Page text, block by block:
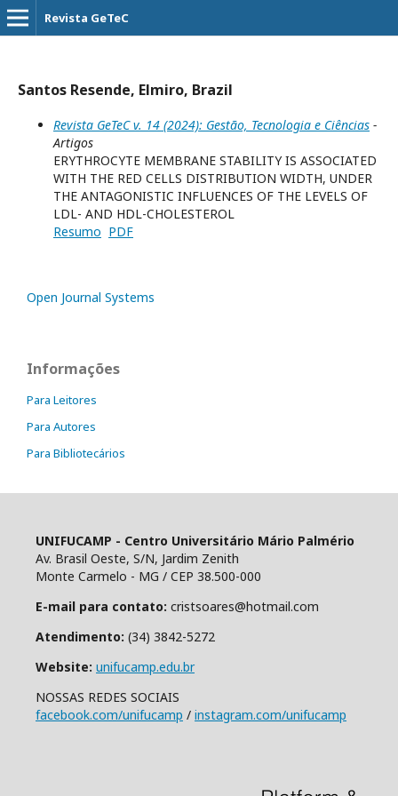
Revista GeTeC
Santos Resende, Elmiro, Brazil
Revista GeTeC v. 14 (2024): Gestão, Tecnologia e Ciências -
Artigos
ERYTHROCYTE MEMBRANE STABILITY IS ASSOCIATED
WITH THE RED CELLS DISTRIBUTION WIDTH, UNDER
THE ANTAGONISTIC INFLUENCES OF THE LEVELS OF
LDL- AND HDL-CHOLESTEROL
Resumo PDF
Open Journal Systems
Informações
Para Leitores
Para Autores
Para Bibliotecários
UNIFUCAMP - Centro Universitário Mário Palmério
Av. Brasil Oeste, S/N, Jardim Zenith
Monte Carmelo - MG / CEP 38.500-000
E-mail para contato: cristsoares@hotmail.com
Atendimento: (34) 3842-5272
Website: unifucamp.edu.br
NOSSAS REDES SOCIAIS
facebook.com/unifucamp / instagram.com/unifucamp